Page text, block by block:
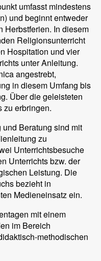
umfasst mindestens
und beginnt entweder
Herbstferien. In diesem
Religionsunterricht
Hospitation und vier
unter Anleitung.
angestrebt,
in diesem Umfang bis
Über die geleisteten
zu erbringen.
Beratung sind mit
zu
Unterrichtsbesuche
Unterrichts bzw. der
Leistung. Die
bezieht in
Medieneinsatz ein.
mit einem
im Bereich
methodischen